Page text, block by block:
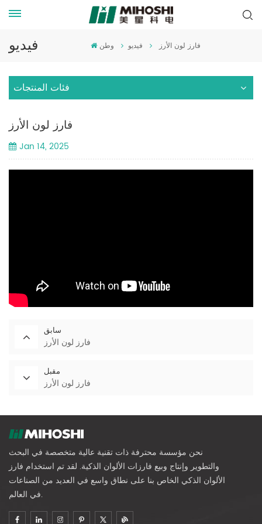
فيديو وطن فيديو فارز لون الأرز
فئات المنتجات
فارز لون الأرز
Jan 14, 2025
سابق
فارز لون الأرز
مقبل
فارز لون الأرز
نحن مؤسسة محترفة ذات تقنية عالية متخصصة في البحث
والتطوير وإنتاج وبيع فارزات الألوان الذكية. لقد تم استخدام فارز
الألوان الذكي الخاص بنا على نطاق واسع في العديد من الصناعات
في العالم.